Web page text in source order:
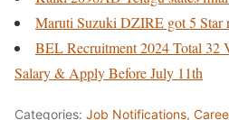
Maruti Suzuki DZIRE got 5
BEL Recruitment 2024 Total 32
Salary & Apply Before July 11th
Categories: Job Notifications,